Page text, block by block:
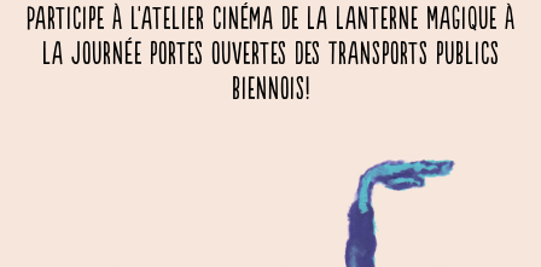
Participe à l'atelier cinéma de La Lanterne Magique à
la Journée portes ouvertes des Transports publics
biennois!